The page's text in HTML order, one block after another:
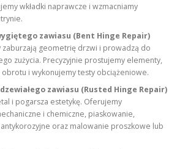
wkładki naprawcze i wzmacniamy
zawiasu (Bent Hinge Repair)
zaburzają geometrię drzwi i prowadzą do
zużycia. Precyzyjnie prostujemy elementy,
i wykonujemy testy obciążeniowe.
zawiasu (Rusted Hinge Repair)
i pogarsza estetykę. Oferujemy
i chemiczne, piaskowanie,
oraz malowanie proszkowe lub